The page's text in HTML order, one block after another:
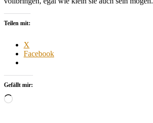
Teilen mit:
X
Facebook
Gefällt mir:
Wird